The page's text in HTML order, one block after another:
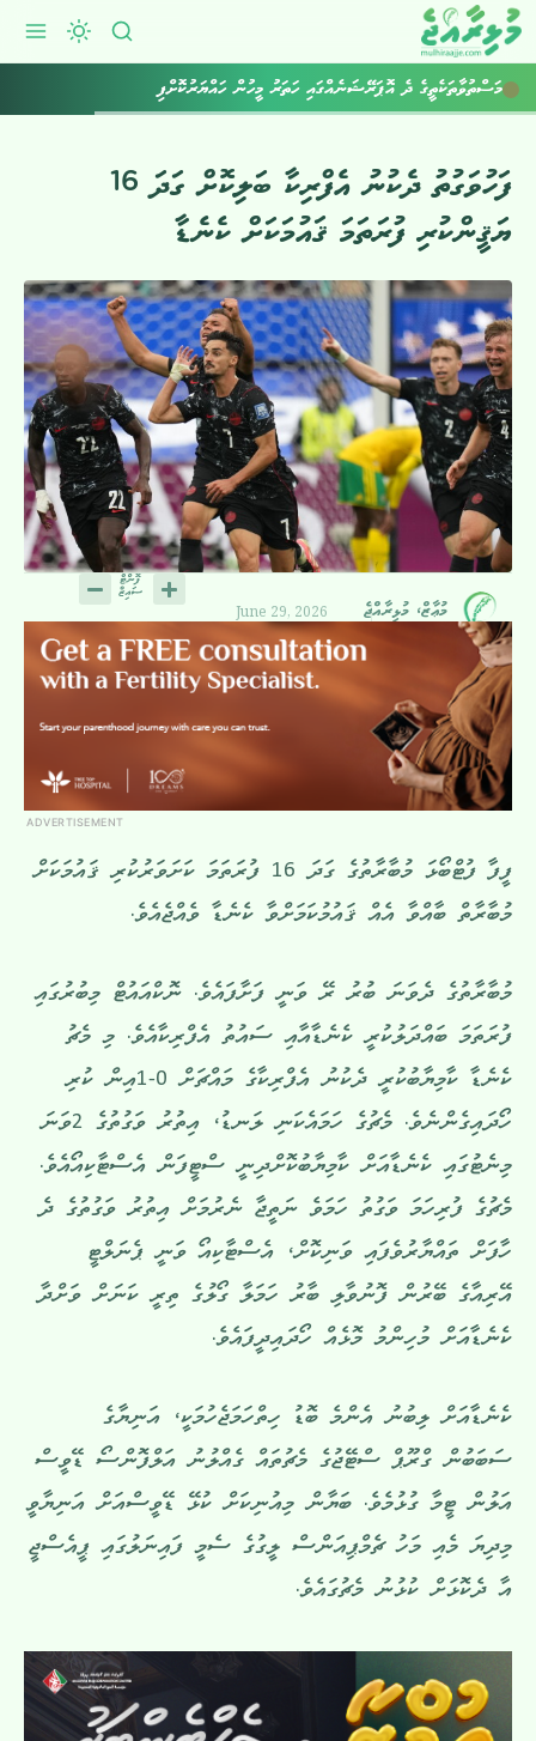
މަސްތުވާތަކެތީގެ ދެ އޮޕަރޭޝަނެއްގައި ހަތަރު މީހުން ހައްޔަރުކޮށްފި
ފަހުވަގުތު ދެކުނު އެފްރިކާ ބަލިކޮށް ގަދަ 16
ޔަޤީންކުރި ފުރަތަމަ ޤައުމަކަށް ކެނެޑާ
މުޢާޒް، މުޅިރާއްޖެ June 29, 2026
ADVERTISEMENT
ފީފާ ފުޓްބޯޅަ މުބާރާތުގެ ގަދަ 16 ފުރަތަމަ ކަށަވަރުކުރި ޤައުމަކަށް
މުބާރާތް ބާއްވާ އެއް ޤައުމުކަމަށްވާ ކެނެޑާ ވެއްޖެއެވެ.
މުބާރާތުގެ ދެވަނަ ބުރު ރޭ ވަނީ ފަށާފައެވެ. ނޮކްއައުޓް މިބުރުގައި
ފުރަތަމަ ބައްދަލުކުރީ ކެނެޑާއާއި ސައުތު އެފްރިކާއެވެ. މި މެޗު
ކެނެޑާ ކާމިޔާބުކުރީ ދެކުނު އެފްރިކާގެ މައްޗަށް 0-1އިން ކުރި
ހޯދައިގެންނެވެ. މެޗުގެ ހަމައެކަނި ލަނޑު، އިތުރު ވަގުތުގެ 2ވަނަ
މިނެޓުގައި ކެނެޑާއަށް ކާމިޔާބުކޮށްދިނީ ސްޓީފަން އެސްޓާކިއޯއެވެ.
މެޗުގެ ފުރިހަމަ ވަގުތު ހަމަވެ ނަތީޖާ ނެރުމަށް އިތުރު ވަގުތުގެ ދެ
ހާފަށް ތައްޔާރުވެފައި ވަނިކޮށް، އެސްޓާކިއޯ ވަނީ ޕެނަލްޓީ
އޭރިއާގެ ބޭރުން ފޮނުވާލި ބާރު ހަމަލާ ގޯލުގެ ތިރީ ކަނަށް ވަށްދާ
ކެނެޑާއަށް މުހިންމު މޮޅެއް ހޯދައިދީފައެވެ.
ކެނެޑާއަށް ލިބުނު އެންމެ ބޮޑު ހިތްހަމަޖެހުމަކީ، އަނިޔާގެ
ސަބަބުން ގްރޫޕް ސްޓޭޖުގެ މެޗުތައް ގެއްލުނު އަލްފޮންސޯ ޑޭވީސް
އަލުން ޓީމާ ގުޅުމެވެ. ބަޔާން މިއުނިކަށް ކުޅޭ ޑޭވީސްއަށް އަނިޔާވީ
މިދިޔަ މެއި މަހު ޗެމްޕިއަންސް ލީގުގެ ސެމީ ފައިނަލުގައި ޕީއެސްޖީ
އާ ދެކޮޅަށް ކުޅުނު މެޗުގައެވެ.